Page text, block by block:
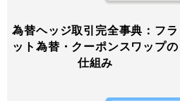
為替ヘッジ取引完全事典：フラ
ット為替・クーポンスワップの
仕組み